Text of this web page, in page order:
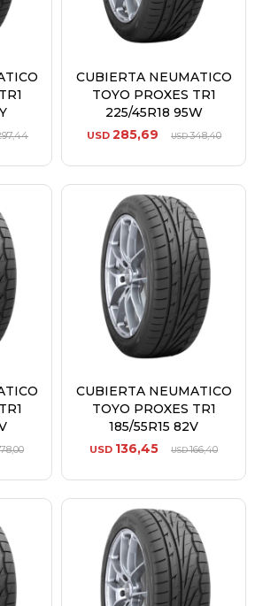
CUBIERTA NEUMATICO
TOYO PROXES TR1
225/45R18 95W
USD 285,69 USD348,40
CUBIERTA NEUMATICO
TOYO PROXES TR1
185/55R15 82V
USD 136,45 USD166,40